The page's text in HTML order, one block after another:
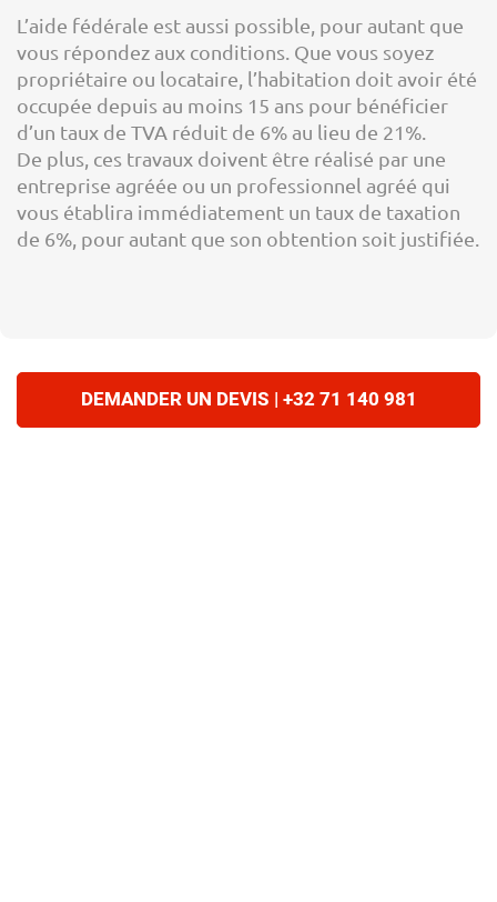
L’aide fédérale est aussi possible, pour autant que
vous répondez aux conditions. Que vous soyez
propriétaire ou locataire, l’habitation doit avoir été
occupée depuis au moins 15 ans pour bénéficier
d’un taux de TVA réduit de 6% au lieu de 21%.
De plus, ces travaux doivent être réalisé par une
entreprise agréée ou un professionnel agréé qui
vous établira immédiatement un taux de taxation
de 6%, pour autant que son obtention soit justifiée.
DEMANDER UN DEVIS | +32 71 140 981